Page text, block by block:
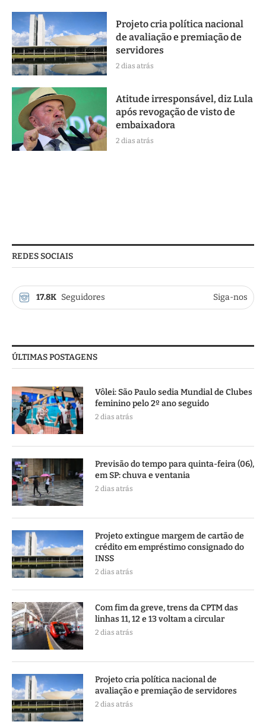
Projeto cria política nacional
de avaliação e premiação de
servidores
2 dias atrás
Atitude irresponsável, diz Lula
após revogação de visto de
embaixadora
2 dias atrás
REDES SOCIAIS
17.8K Seguidores Siga-nos
ÚLTIMAS POSTAGENS
Vôlei: São Paulo sedia Mundial de Clubes
feminino pelo 2º ano seguido
2 dias atrás
Previsão do tempo para quinta-feira (06),
em SP: chuva e ventania
2 dias atrás
Projeto extingue margem de cartão de
crédito em empréstimo consignado do
INSS
2 dias atrás
Com fim da greve, trens da CPTM das
linhas 11, 12 e 13 voltam a circular
2 dias atrás
Projeto cria política nacional de
avaliação e premiação de servidores
2 dias atrás